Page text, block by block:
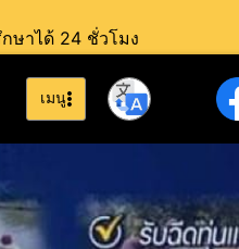
ษาได้ 24 ชั่วโมง
เมนู